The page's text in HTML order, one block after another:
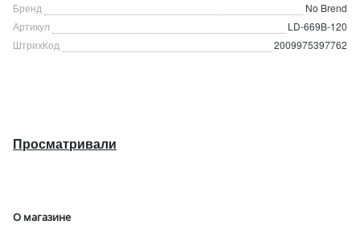
Бренд
No Brend
Артикул
LD-669B-120
ШтрихКод
2009975397762
Просматривали
О магазине